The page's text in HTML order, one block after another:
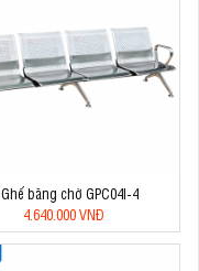
Ghế băng chờ GPC04I-4
4.640.000 VNĐ